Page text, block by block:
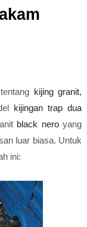
kijing granit,
kijingan trap dua
black neroyang
luar biasa. Untuk
ini: